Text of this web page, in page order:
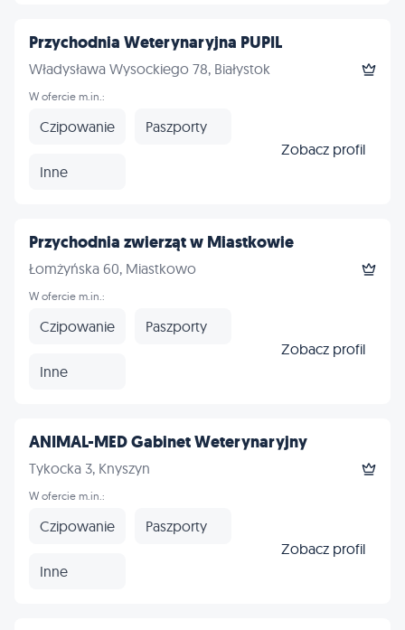
Przychodnia Weterynaryjna PUPIL
Władysława Wysockiego 78, Białystok
W ofercie m.in.:
Czipowanie Paszporty
Inne
Zobacz profil
Przychodnia zwierząt w Miastkowie
Łomżyńska 60, Miastkowo
W ofercie m.in.:
Czipowanie Paszporty
Inne
Zobacz profil
ANIMAL-MED Gabinet Weterynaryjny
Tykocka 3, Knyszyn
W ofercie m.in.:
Czipowanie Paszporty
Inne
Zobacz profil